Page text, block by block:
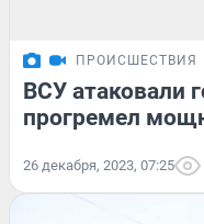
ПРОИСШЕСТВИЯ
ВСУ атаковали
прогремел
26 декабря, 2023, 07:25